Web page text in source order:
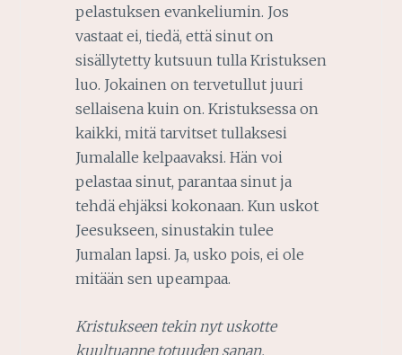
pelastuksen evankeliumin. Jos
vastaat ei, tiedä, että sinut on
sisällytetty kutsuun tulla Kristuksen
luo. Jokainen on tervetullut juuri
sellaisena kuin on. Kristuksessa on
kaikki, mitä tarvitset tullaksesi
Jumalalle kelpaavaksi. Hän voi
pelastaa sinut, parantaa sinut ja
tehdä ehjäksi kokonaan. Kun uskot
Jeesukseen, sinustakin tulee
Jumalan lapsi. Ja, usko pois, ei ole
mitään sen upeampaa.
Kristukseen tekin nyt uskotte
kuultuanne totuuden sanan,